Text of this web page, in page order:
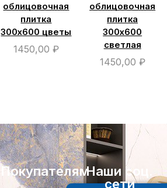
облицовочная
плитка
300х600 цветы
1450,00 ₽
облицовочная
плитка
300х600
светлая
1450,00 ₽
ПокупателямНаши соц.
сети